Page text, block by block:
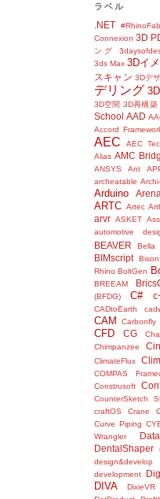
ラベル
.NET
Connexion 3D
ング
3ds Max 3Dイ
スキャン 3Dデ
デリング
3D空間 3D再構築
School AAD
Accord
AEC
AEC
Alias AMC
ANSYS Ant
archeatable
Arduino
ARTC Artec
arvr ASKET
automotive
BEAVER Bella
BIMscript
Bison
Rhino BoltGen
BREEAM
(BFDG) C#
CADtoEarth
CAM Carbonfly
CFD CG
Chimpanzee
ClimateFlux
COMPAS
Construsoft
CounterSketch
craftOS
Crane
Curve Piping
Wrangler
DentalShaper
design&develop
development
DIVA
DixieVR